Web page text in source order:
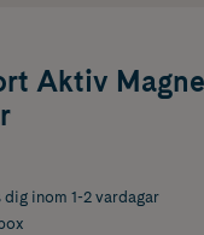
Aktiv
dig inom 1-2 vardagar